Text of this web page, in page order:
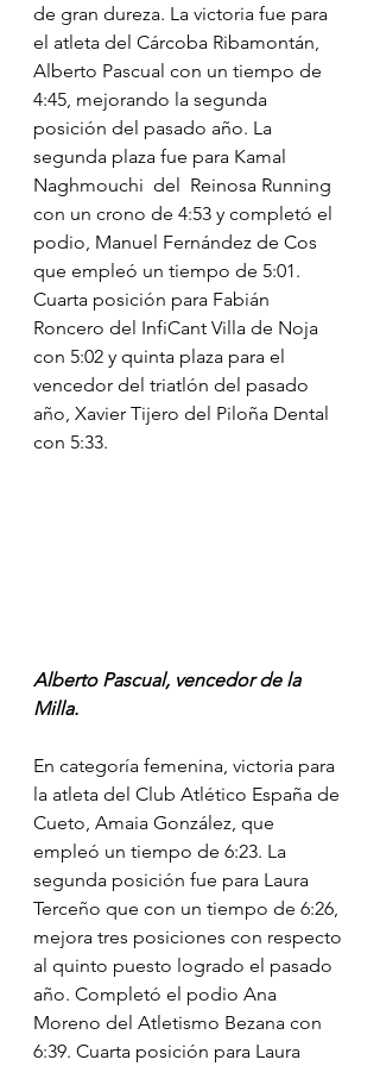
de gran dureza. La victoria fue para
el atleta del Cárcoba Ribamontán,
Alberto Pascual con un tiempo de
4:45, mejorando la segunda
posición del pasado año. La
segunda plaza fue para Kamal
Naghmouchi  del  Reinosa Running
con un crono de 4:53 y completó el
podio, Manuel Fernández de Cos
que empleó un tiempo de 5:01.
Cuarta posición para Fabián
Roncero del InfiCant Villa de Noja
con 5:02 y quinta plaza para el
vencedor del triatlón del pasado
año, Xavier Tijero del Piloña Dental
con 5:33.
Alberto Pascual, vencedor de la
Milla.
En categoría femenina, victoria para
la atleta del Club Atlético España de
Cueto, Amaia González, que
empleó un tiempo de 6:23. La
segunda posición fue para Laura
Terceño que con un tiempo de 6:26,
mejora tres posiciones con respecto
al quinto puesto logrado el pasado
año. Completó el podio Ana
Moreno del Atletismo Bezana con
6:39. Cuarta posición para Laura